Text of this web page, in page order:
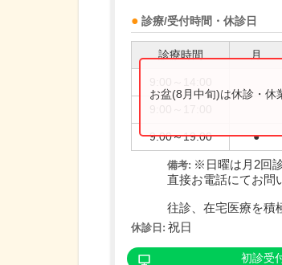
診療/受付時間・休診日
診療時間 月
9:00～19:00 ●
お盆(8月中旬)は休診・休
備考: ※日曜は月2回
直接お電話にてお問
往診、在宅医療を積
休診日: 祝日
初診受